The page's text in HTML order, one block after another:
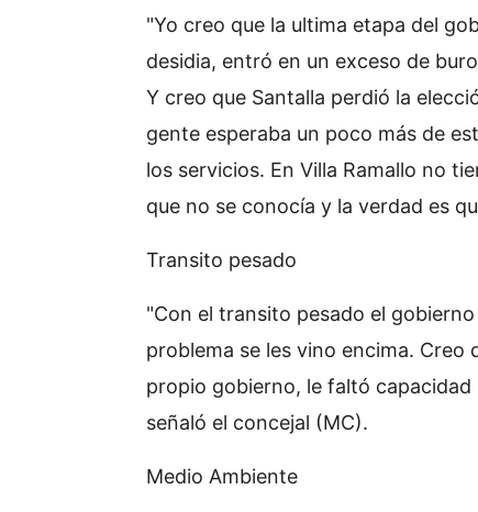
"Yo creo que la ultima etapa del
desidia, entró en un exceso de
Y creo que Santalla perdió la
gente esperaba un poco más de
los servicios. En Villa Ramallo no
que no se conocía y la verdad es
Transito pesado
"Con el transito pesado el
problema se les vino encima.
propio gobierno, le faltó capacidad
señaló el concejal (MC).
Medio Ambiente